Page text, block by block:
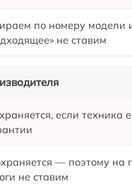
по номеру модели
не ставим
если техника
— поэтому на
не ставим